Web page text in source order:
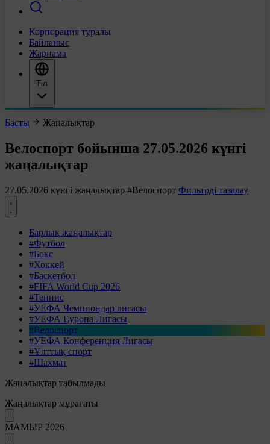
Корпорация туралы
Байланыс
Жарнама
Тіл
Басты Жаңалықтар
Велоспорт бойынша 27.05.2026 күнгі
жаңалықтар
27.05.2026 күнгі жаңалықтар #Велоспорт Фильтрді тазалау
Барлық жаңалықтар
#Футбол
#Бокс
#Хоккей
#Баскетбол
#FIFA World Cup 2026
#Теннис
#УЕФА Чемпиондар лигасы
#УЕФА Еуропа Лигасы
#Велоспорт
#УЕФА Конференция Лигасы
#Ұлттық спорт
#Шахмат
Жаңалықтар табылмады
Жаңалықтар мұрағаты
МАМЫР 2026